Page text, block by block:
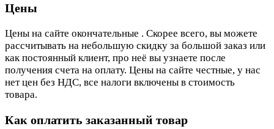
Цены
Цены на сайте окончательные . Скорее всего, вы можете
рассчитывать на небольшую скидку за большой заказ или
как постоянный клиент, про неё вы узнаете после
получения счета на оплату. Цены на сайте честные, у нас
нет цен без НДС, все налоги включены в стоимость
товара.
Как оплатить заказанный товар